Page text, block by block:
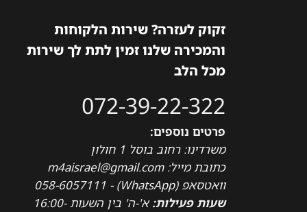
זקוק לעזרה? שירות הלקוחות
והמכירה שלנו זמין לתת לך שירות
מכל הלב
072-39-22-322
פרטים נוספים:
משרדינו: רחוב בוסל 1 חולון
כתובת מייל: m4aisrael@gmail.com
וואטסאפ (WhatsApp) - 058-6057111
שעות פעילות:
א'-ה' בין השעות 16:00-